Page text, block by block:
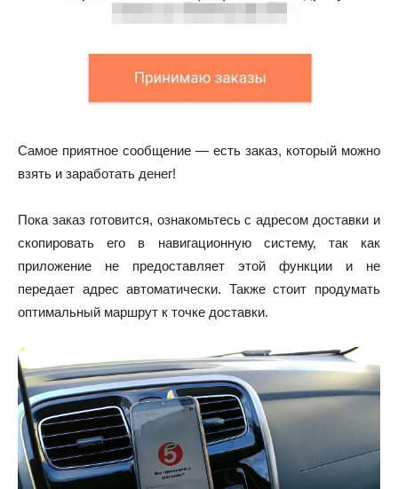
Самое приятное сообщение — есть заказ, который можно
взять и заработать денег!
Пока заказ готовится, ознакомьтесь с адресом доставки и
скопировать его в навигационную систему, так как
приложение не предоставляет этой функции и не
передает адрес автоматически. Также стоит продумать
оптимальный маршрут к точке доставки.